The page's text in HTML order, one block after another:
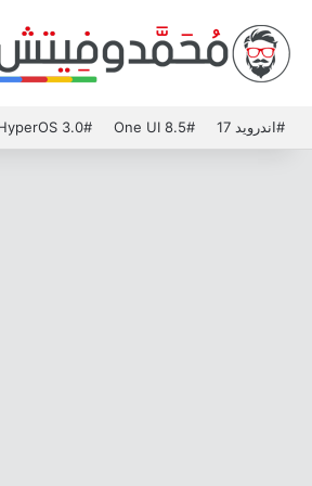
#اندرويد 17 #One UI 8.5
#HyperOS 3.0